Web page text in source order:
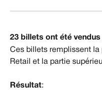
23 billets ont été vendus
Ces billets remplissent
Retail et la partie
Résultat: